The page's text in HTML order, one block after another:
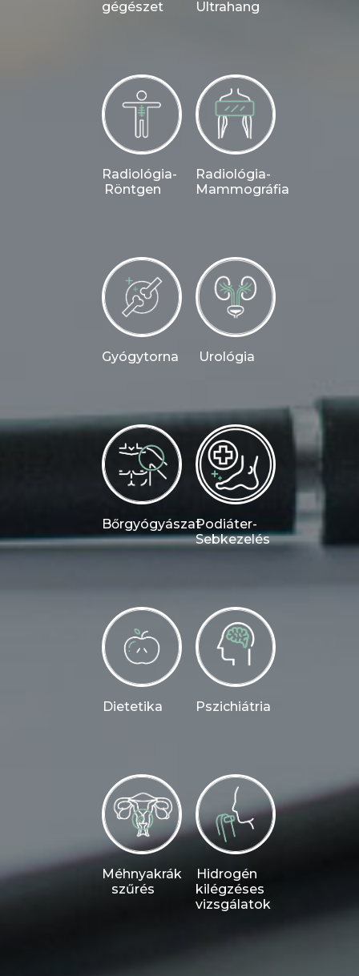
gégészet Ultrahang
Radiológia-
Röntgen
Radiológia-
Mammográfia
Gyógytorna Urológia
BőrgyógyászatPodiáter-
Sebkezelés
Dietetika Pszichiátria
Méhnyakrák
szűrés
Hidrogén
kilégzéses
vizsgálatok